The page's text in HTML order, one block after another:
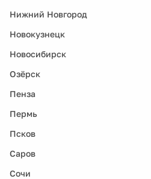
Нижний Новгород
Новокузнецк
Новосибирск
Озёрск
Пенза
Пермь
Псков
Саров
Сочи